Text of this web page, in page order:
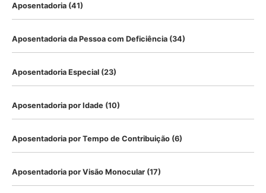
Aposentadoria (41)
Aposentadoria da Pessoa com Deficiência (34)
Aposentadoria Especial (23)
Aposentadoria por Idade (10)
Aposentadoria por Tempo de Contribuição (6)
Aposentadoria por Visão Monocular (17)